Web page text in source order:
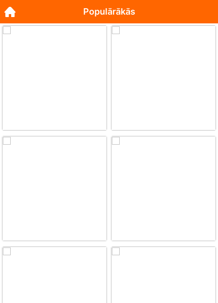
Populārākās